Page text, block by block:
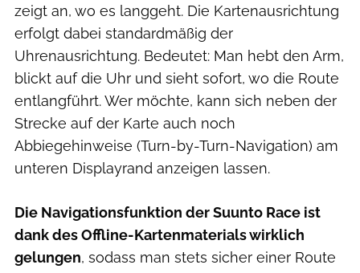
zeigt an, wo es langgeht. Die Kartenausrichtung
erfolgt dabei standardmäßig der
Uhrenausrichtung. Bedeutet: Man hebt den Arm,
blickt auf die Uhr und sieht sofort, wo die Route
entlangführt. Wer möchte, kann sich neben der
Strecke auf der Karte auch noch
Abbiegehinweise (Turn-by-Turn-Navigation) am
unteren Displayrand anzeigen lassen.
Die Navigationsfunktion der Suunto Race ist
dank des Offline-Kartenmaterials wirklich
gelungen, sodass man stets sicher einer Route